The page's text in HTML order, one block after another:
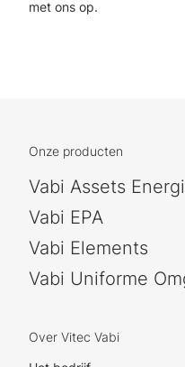
met ons op.
Onze producten
Vabi Assets
Vabi EPA
Vabi Elements
Vabi Uniforme
Over Vitec Vabi